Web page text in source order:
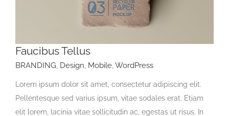
Faucibus Tellus
BRANDING, Design, Mobile,WordPress
Lorem ipsum dolor sit amet, consectetur adipiscing elit.
Pellentesque sed varius ipsum, vitae sodales erat. Etiam
elit lorem, lacinia vitae sollicitudin ac, egestas ut risus. In